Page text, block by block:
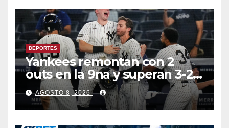
DEPORTES
Yankees remontan con 2
outs en la 9na y superan 3-2 a
Bravos en 10 innings tras
larga lluvia
AGOSTO 8, 2026